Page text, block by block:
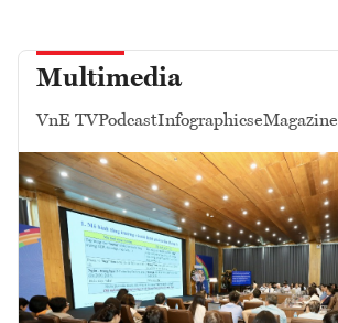
Multimedia
VnE TVPodcastInfographicseMagazine